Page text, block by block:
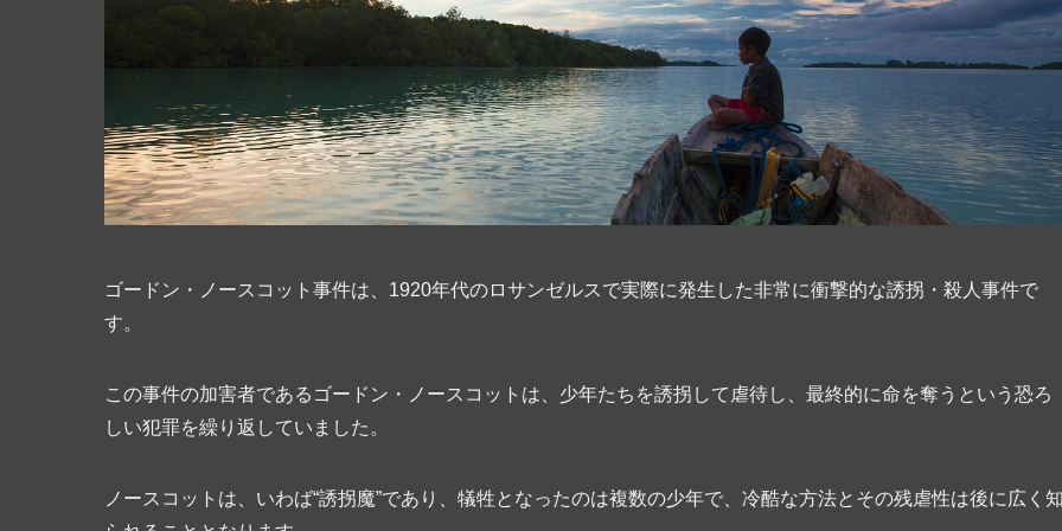
ゴードン・ノースコット事件は、1920年代のロサンゼルスで実際に発生した非常に衝撃的な誘拐・殺人事件で
す。
この事件の加害者であるゴードン・ノースコットは、少年たちを誘拐して虐待し、最終的に命を奪うという恐ろ
しい犯罪を繰り返していました。
ノースコットは、いわば“誘拐魔”であり、犠牲となったのは複数の少年で、冷酷な方法とその残虐性は後に広く